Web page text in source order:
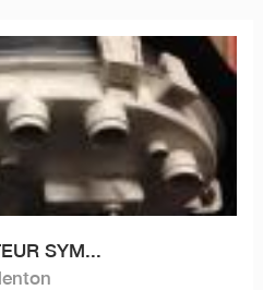
SYM...